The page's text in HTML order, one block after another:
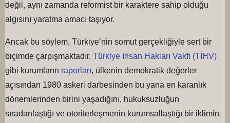
değil, aynı zamanda reformist bir karaktere sahip olduğu
algısını yaratma amacı taşıyor.
Ancak bu söylem, Türkiye’nin somut gerçekliğiyle sert bir
biçimde çarpışmaktadır. Türkiye İnsan Hakları Vakfı (TİHV)
gibi kurumların raporları, ülkenin demokratik değerler
açısından 1980 askeri darbesinden bu yana en karanlık
dönemlerinden birini yaşadığını, hukuksuzluğun
sıradanlaştığı ve otoriterleşmenin kurumsallaştığı bir iklimin